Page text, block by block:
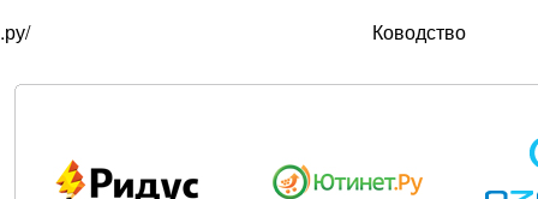
.ру/
Ководство